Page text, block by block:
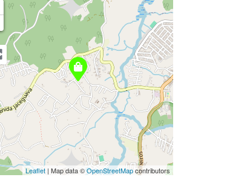
Leaflet | Map data ©OpenStreetMapcontributors